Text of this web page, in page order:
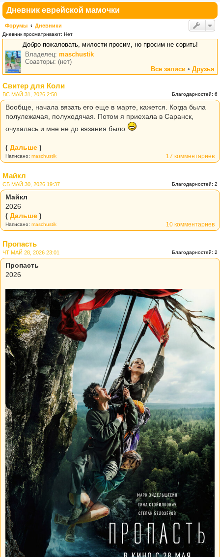
Дневник еврейской мамочки
Форумы Дневники
Дневник просматривают: Нет
Добро пожаловать, милости просим, но просим не сорить!
Владелец: maschustik
Соавторы: (нет)
Все записи • Друзья
Свитер для Коли
Благодарностей: 6
ВС МАЙ 31, 2026 2:50
Вообще, начала вязать его еще в марте, кажется. Когда была
полулежачая, полуходячая. Потом я приехала в Саранск,
очухалась и мне не до вязания было
( Дальше )
17 комментариев
Написано: maschustik
Майкл
Благодарностей: 2
СБ МАЙ 30, 2026 19:37
Майкл
2026
( Дальше )
10 комментариев
Написано: maschustik
Пропасть
Благодарностей: 2
ЧТ МАЙ 28, 2026 23:01
Пропасть
2026